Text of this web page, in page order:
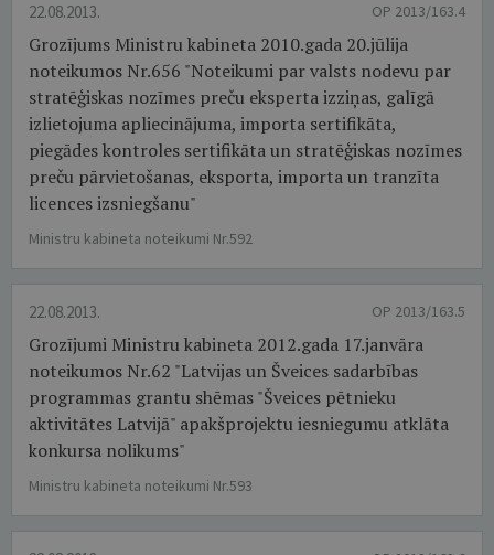
22.08.2013. OP 2013/163.4
Grozījums Ministru kabineta 2010.gada 20.jūlija
noteikumos Nr.656 "Noteikumi par valsts nodevu par
stratēģiskas nozīmes preču eksperta izziņas, galīgā
izlietojuma apliecinājuma, importa sertifikāta,
piegādes kontroles sertifikāta un stratēģiskas nozīmes
preču pārvietošanas, eksporta, importa un tranzīta
licences izsniegšanu"
Ministru kabineta noteikumi Nr.592
22.08.2013. OP 2013/163.5
Grozījumi Ministru kabineta 2012.gada 17.janvāra
noteikumos Nr.62 "Latvijas un Šveices sadarbības
programmas grantu shēmas "Šveices pētnieku
aktivitātes Latvijā" apakšprojektu iesniegumu atklāta
konkursa nolikums"
Ministru kabineta noteikumi Nr.593